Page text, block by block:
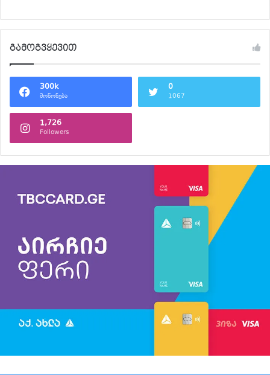
გამოგვყევით
300k
მოწონება
0
1067
1,726
Followers